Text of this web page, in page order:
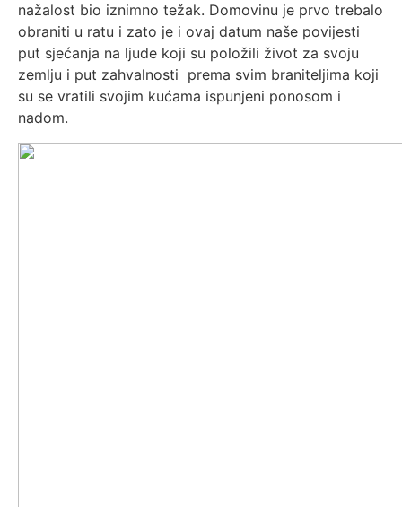
nažalost bio iznimno težak. Domovinu je prvo trebalo
obraniti u ratu i zato je i ovaj datum naše povijesti
put sjećanja na ljude koji su položili život za svoju
zemlju i put zahvalnosti prema svim braniteljima koji
su se vratili svojim kućama ispunjeni ponosom i
nadom.